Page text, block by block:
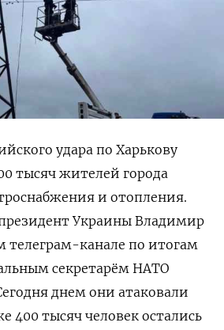
удара по Харькову
тысяч жителей города
и отопления.
Украины Владимир
телеграм-канале по итогам
секретарём НАТО
днем ​​они атаковали
400 тысяч человек остались